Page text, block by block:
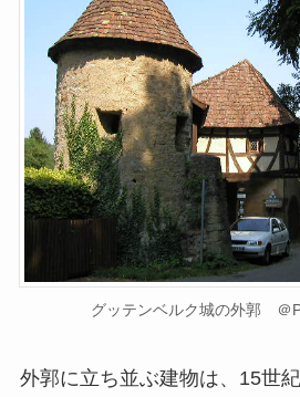
グッテンベルク城の外郭 ＠
外郭に立ち並ぶ建物は、15世